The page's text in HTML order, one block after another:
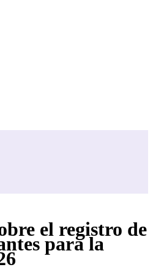
el registro de
para la